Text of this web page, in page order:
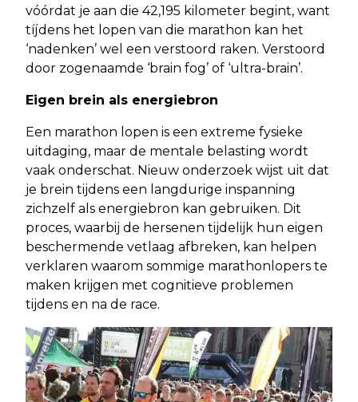
vóórdat je aan die 42,195 kilometer begint, want
tíjdens het lopen van die marathon kan het
‘nadenken’ wel een verstoord raken. Verstoord
door zogenaamde ‘brain fog’ of ‘ultra-brain’.
Eigen brein als energiebron
Een marathon lopen is een extreme fysieke
uitdaging, maar de mentale belasting wordt
vaak onderschat. Nieuw onderzoek wijst uit dat
je brein tijdens een langdurige inspanning
zichzelf als energiebron kan gebruiken. Dit
proces, waarbij de hersenen tijdelijk hun eigen
beschermende vetlaag afbreken, kan helpen
verklaren waarom sommige marathonlopers te
maken krijgen met cognitieve problemen
tijdens en na de race.